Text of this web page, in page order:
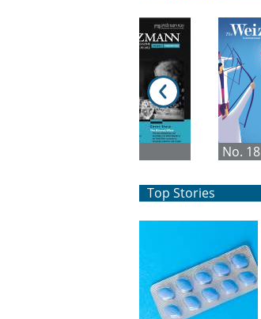
No. 18
Top Stories